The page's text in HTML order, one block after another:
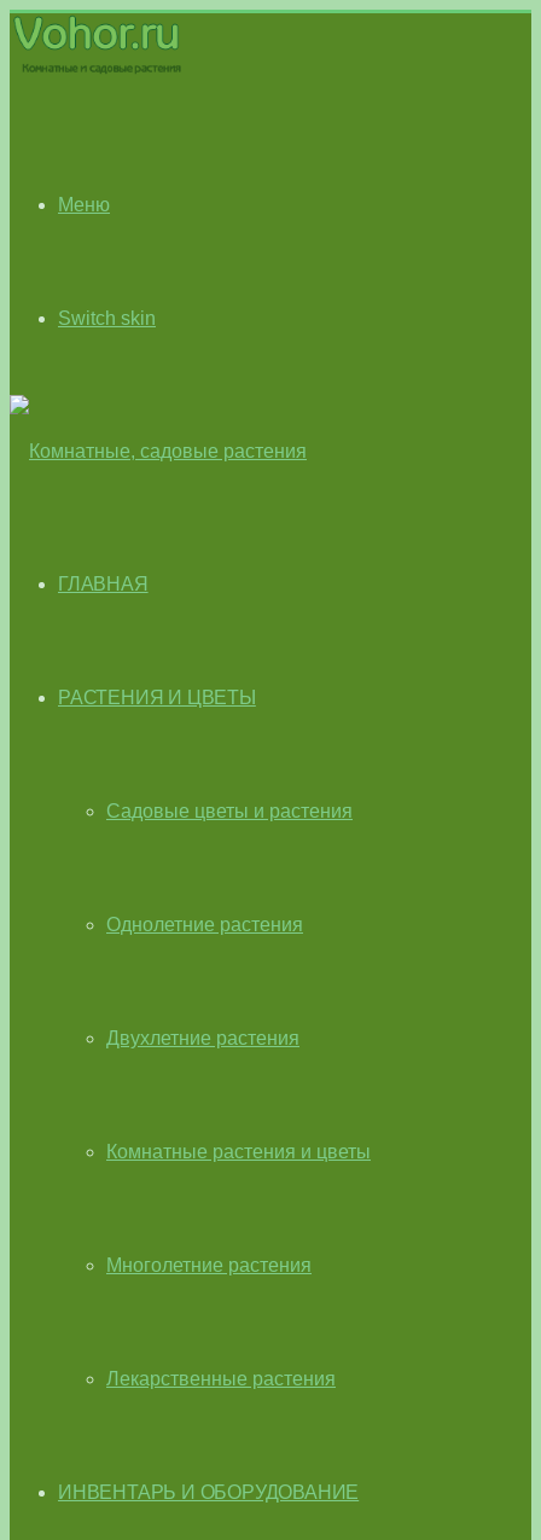
Меню
Switch skin
ГЛАВНАЯ
РАСТЕНИЯ И ЦВЕТЫ
Садовые цветы и растения
Однолетние растения
Двухлетние растения
Комнатные растения и цветы
Многолетние растения
Лекарственные растения
ИНВЕНТАРЬ И ОБОРУДОВАНИЕ